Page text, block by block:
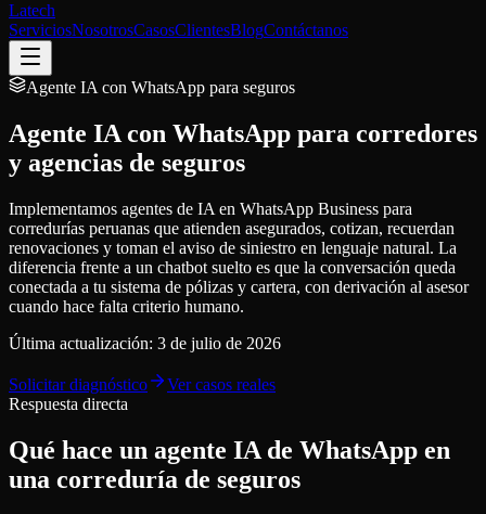
Latech
ServiciosNosotrosCasosClientesBlogContáctanos
Agente IA con WhatsApp para seguros
Agente IA con WhatsApp para corredores
y agencias de seguros
Implementamos agentes de IA en WhatsApp Business para
corredurías peruanas que atienden asegurados, cotizan, recuerdan
renovaciones y toman el aviso de siniestro en lenguaje natural. La
diferencia frente a un chatbot suelto es que la conversación queda
conectada a tu sistema de pólizas y cartera, con derivación al asesor
cuando hace falta criterio humano.
Última actualización: 3 de julio de 2026
Solicitar diagnóstico
Ver casos reales
Respuesta directa
Qué hace un agente IA de WhatsApp en
una correduría de seguros